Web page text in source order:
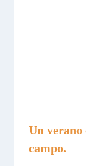
Un verano
campo.